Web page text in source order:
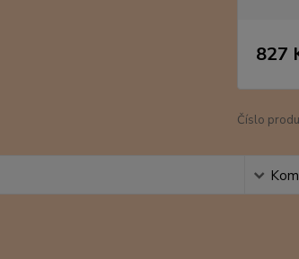
827
Číslo